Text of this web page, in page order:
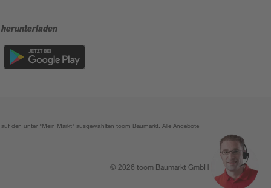
den unter "Mein Markt" ausgewählten toom Baumarkt. Alle Angebote
© 2026 toom Baumarkt GmbH